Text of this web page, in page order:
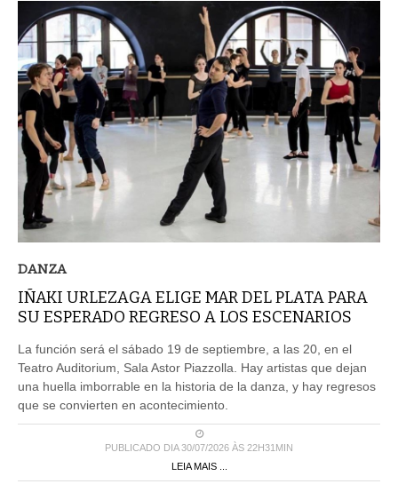
DANZA
IÑAKI URLEZAGA ELIGE MAR DEL PLATA PARA
SU ESPERADO REGRESO A LOS ESCENARIOS
La función será el sábado 19 de septiembre, a las 20, en el
Teatro Auditorium, Sala Astor Piazzolla. Hay artistas que dejan
una huella imborrable en la historia de la danza, y hay regresos
que se convierten en acontecimiento.
PUBLICADO DIA 30/07/2026 ÀS 22H31MIN
LEIA MAIS ...